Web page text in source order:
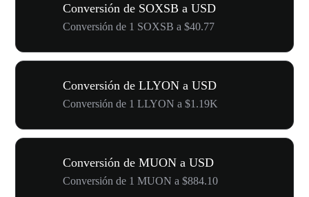
Conversión de SOXSB a USD
Conversión de 1 SOXSB a $40.77
Conversión de LLYON a USD
Conversión de 1 LLYON a $1.19K
Conversión de MUON a USD
Conversión de 1 MUON a $884.10